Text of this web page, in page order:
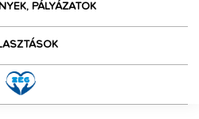
PÁLYÁZATOK